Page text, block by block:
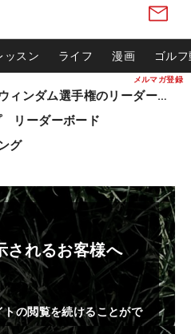
メルマガ登録
ッスン ライフ 漫画 ゴル
松山英樹ら出場 ウィンダム選手権のリーダーボード
リーダーボード
グ
されるお客様へ
の閲覧を続けることがで